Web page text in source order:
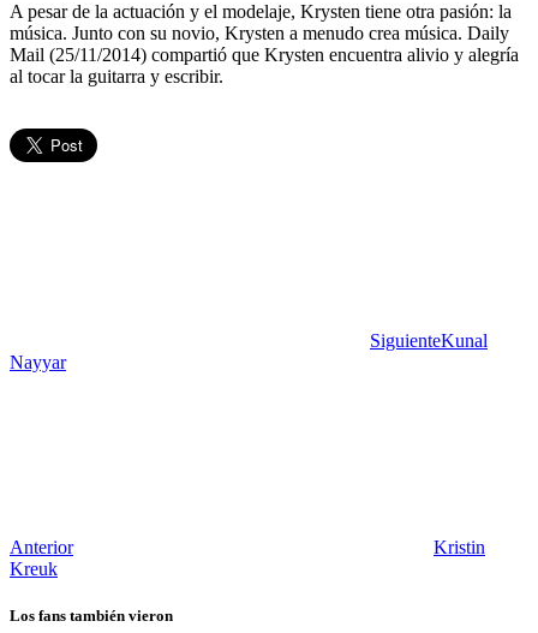
A pesar de la actuación y el modelaje, Krysten tiene otra pasión: la
música. Junto con su novio, Krysten a menudo crea música. Daily
Mail (25/11/2014) compartió que Krysten encuentra alivio y alegría
al tocar la guitarra y escribir.
SiguienteKunal
Nayyar
Anterior
Kristin
Kreuk
Los fans también vieron